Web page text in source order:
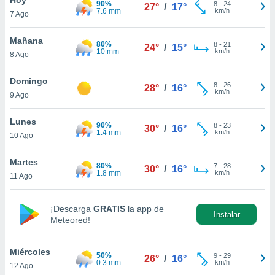
en
más
nuestra
de
aceptar
de
7 Ago
90%
7.6 mm
27° / 17° 8- 24
km/h
Mañana
8 Ago
80%
10 mm
24° / 15° 8- 21
km/h
Domingo
9 Ago
28° / 16° 8- 26
km/h
Lunes
10 Ago
90%
1.4 mm
30° / 16° 8- 23
km/h
Martes
11 Ago
80%
1.8 mm
30° / 16° 7- 28
km/h
¡Descarga GRATIS la app de
Meteored!
Instalar
Miércoles
12 Ago
50%
0.3 mm
26° / 16° 9- 29
km/h